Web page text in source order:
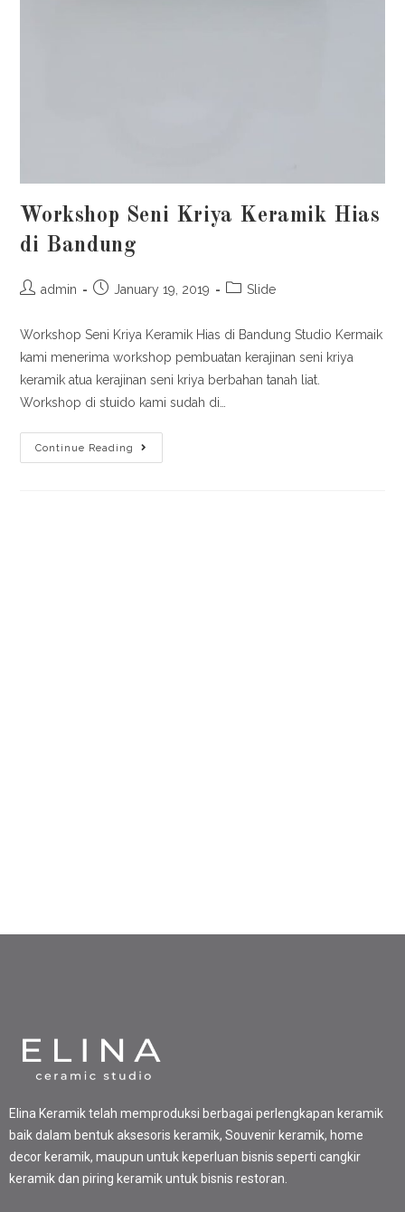
Workshop Seni Kriya Keramik Hias
di Bandung
admin January 19, 2019 Slide
Workshop Seni Kriya Keramik Hias di Bandung Studio Kermaik
kami menerima workshop pembuatan kerajinan seni kriya
keramik atua kerajinan seni kriya berbahan tanah liat.
Workshop di stuido kami sudah di…
Continue Reading
Elina Keramik telah memproduksi berbagai perlengkapan keramik
baik dalam bentuk aksesoris keramik, Souvenir keramik, home
decor keramik, maupun untuk keperluan bisnis seperti cangkir
keramik dan piring keramik untuk bisnis restoran.